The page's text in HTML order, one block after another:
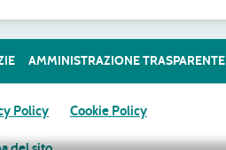
AMMINISTRAZIONE TRASPARENTE
Policy Cookie Policy